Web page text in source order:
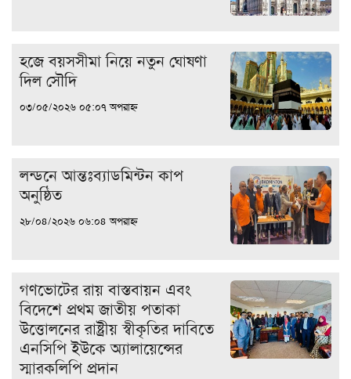
হজে বয়সসীমা নিয়ে নতুন ঘোষণা
দিল সৌদি
০৩/০৫/২০২৬ ০৫:০৭ অপরাহ্ন
লন্ডনে আন্তঃব্যাডমিন্টন কাপ
অনুষ্ঠিত
২৮/০৪/২০২৬ ০৬:০৪ অপরাহ্ন
গণভোটের রায় বাস্তবায়ন এবং
বিদেশে প্রথম জাতীয় পতাকা
উত্তোলনের রাষ্ট্রীয় স্বীকৃতির দাবিতে
এনসিপি ইউকে অ্যালায়েন্সের
স্মারকলিপি প্রদান